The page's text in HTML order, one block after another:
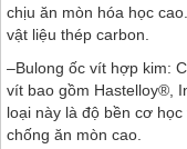
chịu ăn mòn hóa học
vật liệu thép carbon.
–Bulong ốc vít hợp kim:
vít bao gồm Hastelloy®,
loại này là độ bền cơ
chống ăn mòn cao.